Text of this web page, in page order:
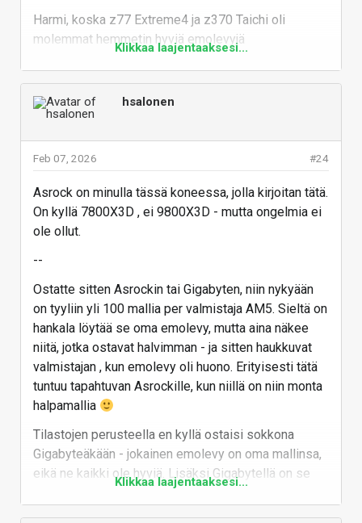
Harmi, koska z77 Extreme4 ja z370 Taichi oli
molemmat hemmetin hyviä emolevyjä
hintaisekseen. Ja uskon että kyllä nää AM5 lankut on
verran iso, että vaikka nyt julkistettais että ongelma
on ratkastu ja sitä ei enää tapahdu, niin jengillä silti
takaraivossa jyskyttäis ajatus et mitä jos se ei
ookkaan täysin korjattu.
Mutta joku jännite/virtapiikkiongelmahan tuo on. Tai
ei välttämättä edes piikki, saattaapi se pidemmänkin
se ja sama toisaalta.
Vastaa
Klikkaa laajentaaksesi...
hsalonen
#24
Feb 07, 2026
Asrock on minulla tässä koneessa, jolla kirjoitan tätä.
On kyllä 7800X3D , ei 9800X3D - mutta ongelmia ei
ole ollut.
--
Ostatte sitten Asrockin tai Gigabyten, niin nykyään
on tyyliin yli 100 mallia per valmistaja AM5. Sieltä on
hankala löytää se oma emolevy, mutta aina näkee
niitä, jotka ostavat halvimman - ja sitten haukkuvat
valmistajan , kun emolevy oli huono. Erityisesti tätä
tuntuu tapahtuvan Asrockille, kun niillä on niin monta
halpamallia
Tilastojen perusteella en kyllä ostaisi sokkona
Gigabyteäkään - jokainen emolevy on oma mallinsa,
eikä ne kaikki ole hyviä. Lisäksi Gigabytellä on se
ärsyttävä revisio-systeemi, eli voivat myydä R2.0
Klikkaa laajentaaksesi...